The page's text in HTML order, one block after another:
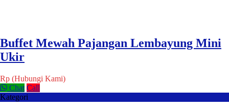
Buffet Mewah Pajangan Lembayung Mini
Ukir
Rp (Hubungi Kami)
Chat Call
Kategori